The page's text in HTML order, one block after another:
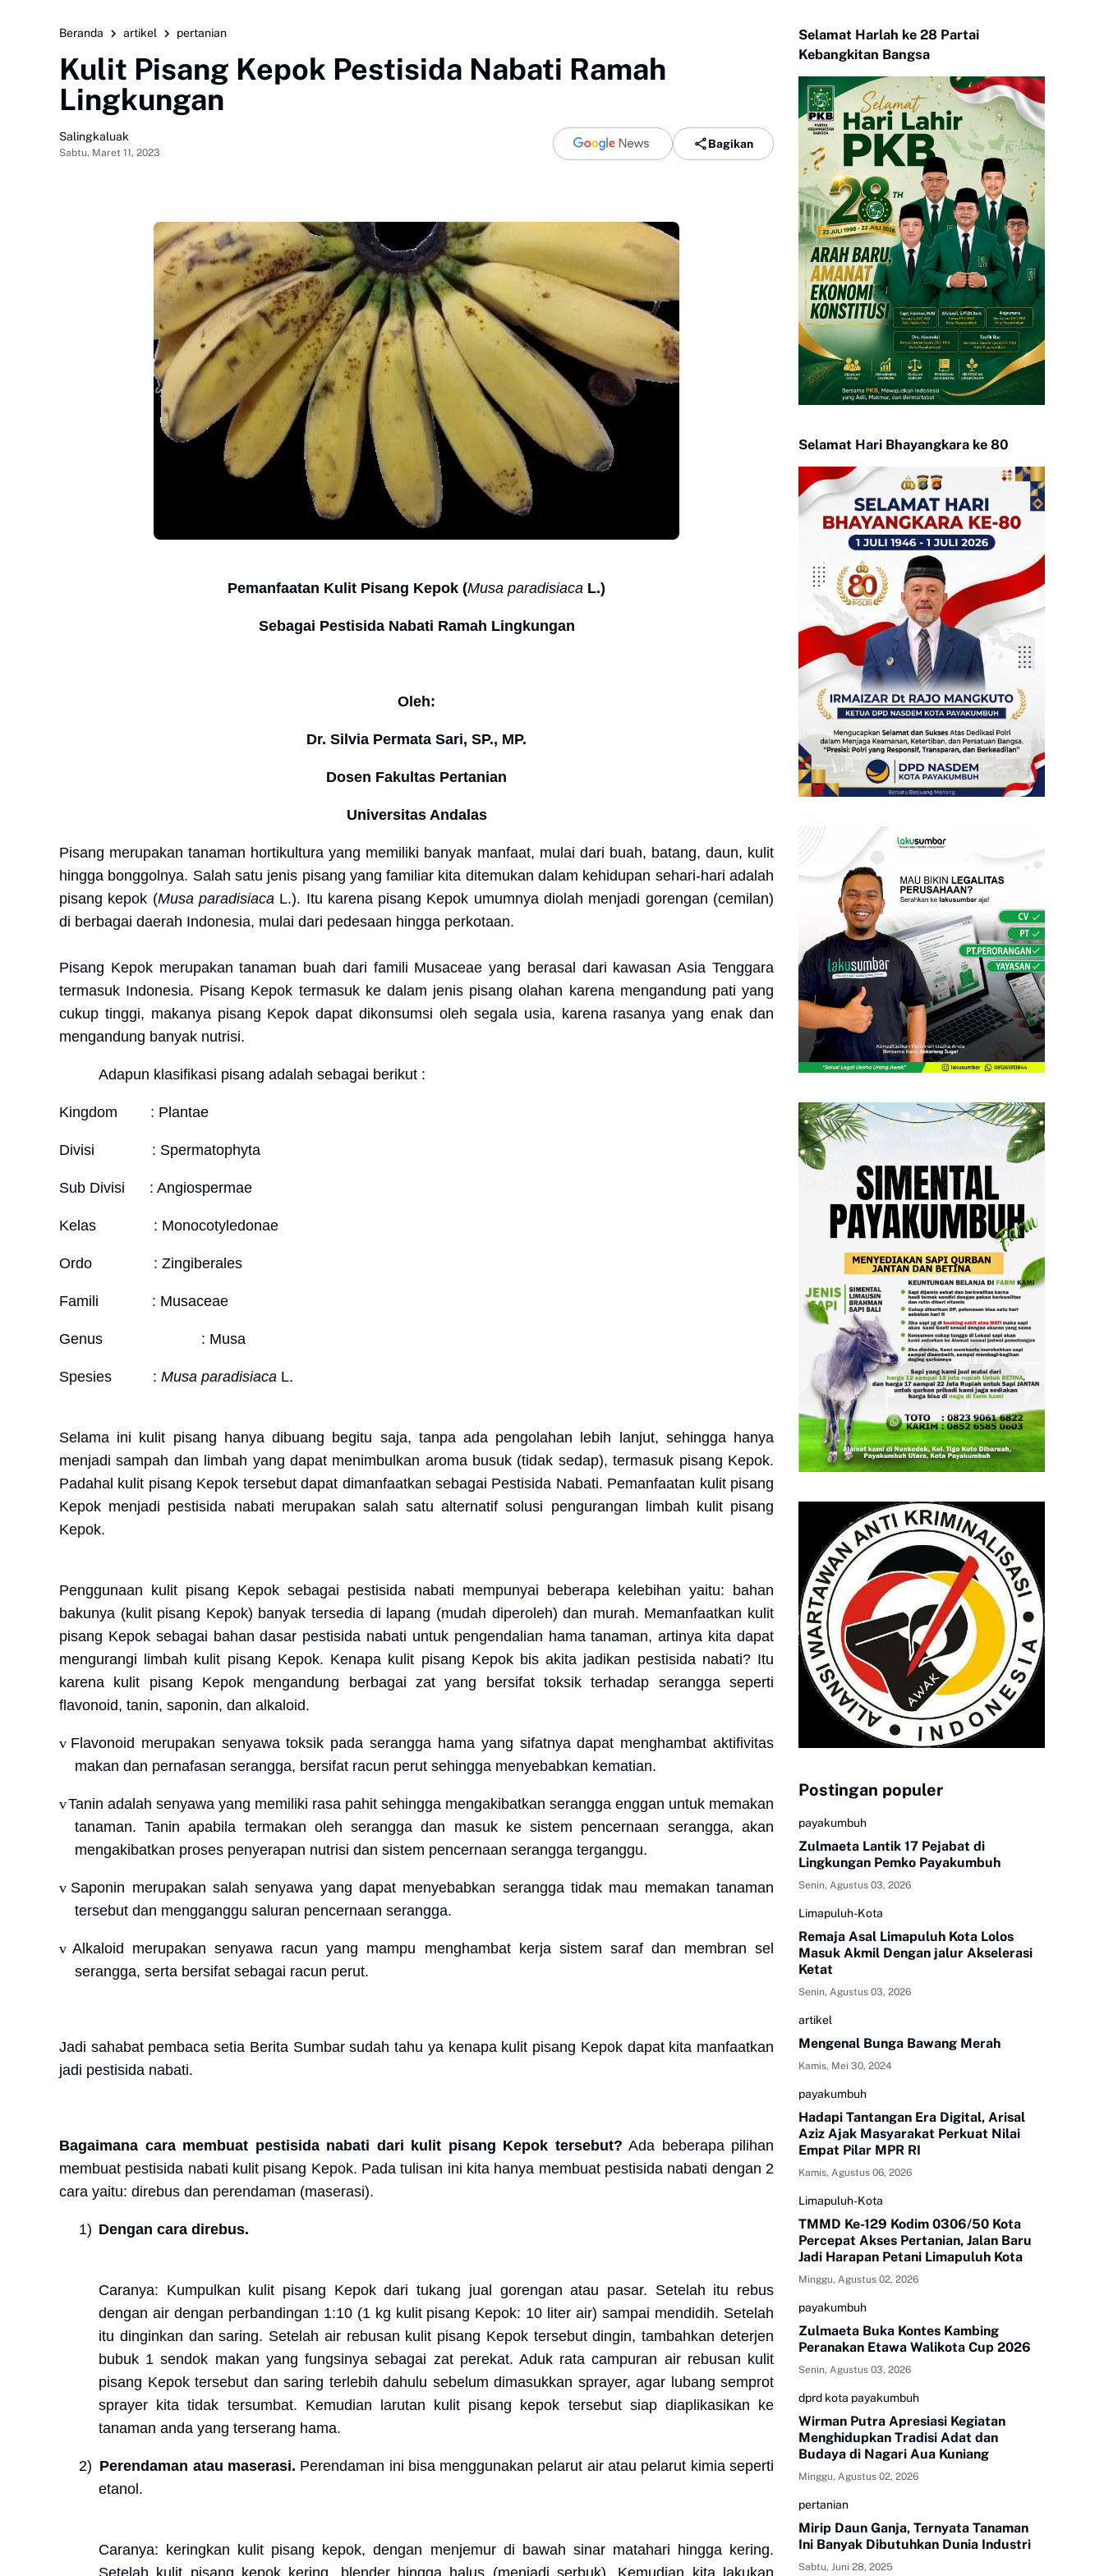
Beranda artikel pertanian
Kulit Pisang Kepok Pestisida Nabati Ramah
Lingkungan
Salingkaluak
Sabtu, Maret 11, 2023
Bagikan
Pemanfaatan Kulit Pisang Kepok (Musa paradisiaca L.)
Sebagai Pestisida Nabati Ramah Lingkungan
Oleh:
Dr. Silvia Permata Sari, SP., MP.
Dosen Fakultas Pertanian
Universitas Andalas
Pisang merupakan tanaman hortikultura yang memiliki banyak manfaat, mulai dari buah, batang, daun, kulit
hingga bonggolnya. Salah satu jenis pisang yang familiar kita ditemukan dalam kehidupan sehari-hari adalah
pisang kepok (Musa paradisiacaL.). Itu karena pisang Kepok umumnya diolah menjadi gorengan (cemilan)
di berbagai daerah Indonesia, mulai dari pedesaan hingga perkotaan.
Pisang Kepok merupakan tanaman buah dari famili Musaceae yang berasal dari kawasan Asia Tenggara
termasuk Indonesia. Pisang Kepok termasuk ke dalam jenis pisang olahan karena mengandung pati yang
cukup tinggi, makanya pisang Kepok dapat dikonsumsi oleh segala usia, karena rasanya yang enak dan
mengandung banyak nutrisi.
Adapun klasifikasi pisang adalah sebagai berikut :
Kingdom : Plantae
Divisi : Spermatophyta
Sub Divisi : Angiospermae
Kelas : Monocotyledonae
Ordo : Zingiberales
Famili : Musaceae
Genus : Musa
Spesies : Musa paradisiaca L.
Selama ini kulit pisang hanya dibuang begitu saja, tanpa ada pengolahan lebih lanjut, sehingga hanya
menjadi sampah dan limbah yang dapat menimbulkan aroma busuk (tidak sedap), termasuk pisang Kepok.
Padahal kulit pisang Kepok tersebut dapat dimanfaatkan sebagai Pestisida Nabati. Pemanfaatan kulit pisang
Kepok menjadi pestisida nabati merupakan salah satu alternatif solusi pengurangan limbah kulit pisang
Kepok.
Penggunaan kulit pisang Kepok sebagai pestisida nabati mempunyai beberapa kelebihan yaitu: bahan
bakunya (kulit pisang Kepok) banyak tersedia di lapang (mudah diperoleh) dan murah. Memanfaatkan kulit
pisang Kepok sebagai bahan dasar pestisida nabati untuk pengendalian hama tanaman, artinya kita dapat
mengurangi limbah kulit pisang Kepok. Kenapa kulit pisang Kepok bis akita jadikan pestisida nabati? Itu
karena kulit pisang Kepok mengandung berbagai zat yang bersifat toksik terhadap serangga seperti
flavonoid, tanin, saponin, dan alkaloid.
v Flavonoid merupakan senyawa toksik pada serangga hama yang sifatnya dapat menghambat aktifivitas
makan dan pernafasan serangga, bersifat racun perut sehingga menyebabkan kematian.
vTanin adalah senyawa yang memiliki rasa pahit sehingga mengakibatkan serangga enggan untuk memakan
tanaman. Tanin apabila termakan oleh serangga dan masuk ke sistem pencernaan serangga, akan
mengakibatkan proses penyerapan nutrisi dan sistem pencernaan serangga terganggu.
v Saponin merupakan salah senyawa yang dapat menyebabkan serangga tidak mau memakan tanaman
tersebut dan mengganggu saluran pencernaan serangga.
v Alkaloid merupakan senyawa racun yang mampu menghambat kerja sistem saraf dan membran sel
serangga, serta bersifat sebagai racun perut.
Jadi sahabat pembaca setia Berita Sumbar sudah tahu ya kenapa kulit pisang Kepok dapat kita manfaatkan
jadi pestisida nabati.
Bagaimana cara membuat pestisida nabati dari kulit pisang Kepok tersebut? Ada beberapa pilihan
membuat pestisida nabati kulit pisang Kepok. Pada tulisan ini kita hanya membuat pestisida nabati dengan 2
cara yaitu: direbus dan perendaman (maserasi).
1) Dengan cara direbus.
Caranya: Kumpulkan kulit pisang Kepok dari tukang jual gorengan atau pasar. Setelah itu rebus
dengan air dengan perbandingan 1:10 (1 kg kulit pisang Kepok: 10 liter air) sampai mendidih. Setelah
itu dinginkan dan saring. Setelah air rebusan kulit pisang Kepok tersebut dingin, tambahkan deterjen
bubuk 1 sendok makan yang fungsinya sebagai zat perekat. Aduk rata campuran air rebusan kulit
pisang Kepok tersebut dan saring terlebih dahulu sebelum dimasukkan sprayer, agar lubang semprot
sprayer kita tidak tersumbat. Kemudian larutan kulit pisang kepok tersebut siap diaplikasikan ke
tanaman anda yang terserang hama.
2) Perendaman atau maserasi. Perendaman ini bisa menggunakan pelarut air atau pelarut kimia seperti
etanol.
Caranya: keringkan kulit pisang kepok, dengan menjemur di bawah sinar matahari hingga kering.
Selamat Harlah ke 28 Partai
Kebangkitan Bangsa
Selamat Hari Bhayangkara ke 80
Postingan populer
payakumbuh
Zulmaeta Lantik 17 Pejabat di
Lingkungan Pemko Payakumbuh
Senin, Agustus 03, 2026
Limapuluh-Kota
Remaja Asal Limapuluh Kota Lolos
Masuk Akmil Dengan jalur Akselerasi
Ketat
Senin, Agustus 03, 2026
artikel
Mengenal Bunga Bawang Merah
Kamis, Mei 30, 2024
payakumbuh
Hadapi Tantangan Era Digital, Arisal
Aziz Ajak Masyarakat Perkuat Nilai
Empat Pilar MPR RI
Kamis, Agustus 06, 2026
Limapuluh-Kota
TMMD Ke-129 Kodim 0306/50 Kota
Percepat Akses Pertanian, Jalan Baru
Jadi Harapan Petani Limapuluh Kota
Minggu, Agustus 02, 2026
payakumbuh
Zulmaeta Buka Kontes Kambing
Peranakan Etawa Walikota Cup 2026
Senin, Agustus 03, 2026
dprd kota payakumbuh
Wirman Putra Apresiasi Kegiatan
Menghidupkan Tradisi Adat dan
Budaya di Nagari Aua Kuniang
Minggu, Agustus 02, 2026
pertanian
Mirip Daun Ganja, Ternyata Tanaman
Ini Banyak Dibutuhkan Dunia Industri
Sabtu, Juni 28, 2025